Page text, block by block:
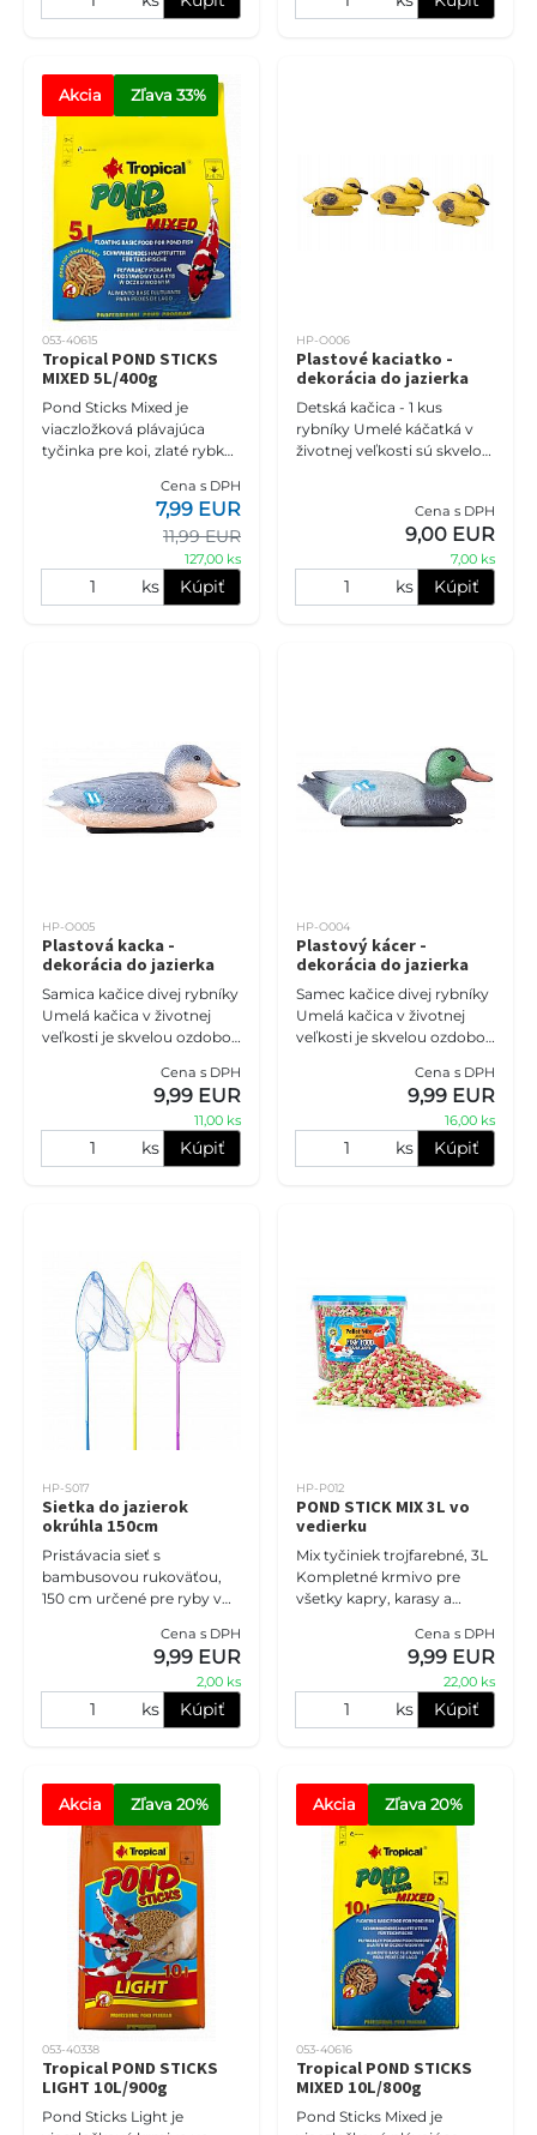
Akcia Zľava 33%
053-40615
Tropical POND STICKS
MIXED 5L/400g
Pond Sticks Mixed je
viaczložková plávajúca
tyčinka pre koi, zlaté rybky
ryby chované v záhradných
jazierkach a rybníkoch. Sta
Cena s DPH
11,99 EUR
7,99 EUR
127,00 ks
ks Kúpiť
HP-O006
Plastové kaciatko -
dekorácia do jazierka
Detská kačica - 1 kus
rybníky Umelé káčatká v
životnej veľkosti sú skvelou
vyrobený z materiáluCena s DPH
9,00 EUR
7,00 ks
ks Kúpiť
HP-O005
Plastová kacka -
dekorácia do jazierka
Samica kačice divej rybníky
Umelá kačica v životnej
veľkosti je skvelou ozdobou
Výrobok je vyrobený z
materiálu odolného voči
Cena s DPH
9,99 EUR
11,00 ks
ks Kúpiť
HP-O004
Plastový kácer -
dekorácia do jazierka
Samec kačice divej rybníky
Umelá kačica v životnej
veľkosti je skvelou ozdobou
Výrobok je vyrobený z
materiálu odolného voči U
Cena s DPH
9,99 EUR
16,00 ks
ks Kúpiť
HP-S017
Sietka do jazierok
okrúhla 150cm
Pristávacia sieť s
bambusovou rukoväťou,
150 cm určené pre ryby v
Pristávacia sieť je
nevyhnutnosťou pre
Cena s DPH
9,99 EUR
2,00 ks
ks Kúpiť
HP-P012
POND STICK MIX 3L vo
vedierku
Mix tyčiniek trojfarebné, 3L
Kompletné krmivo pre
všetky kapry, karasy a
vyvážené zloženie je
zárukou vynikajúcich,
Cena s DPH
9,99 EUR
22,00 ks
ks Kúpiť
Akcia Zľava 20%
053-40338
Tropical POND STICKS
LIGHT 10L/900g
Pond Sticks Light je
Akcia Zľava 20%
053-40616
Tropical POND STICKS
MIXED 10L/800g
Pond Sticks Mixed je